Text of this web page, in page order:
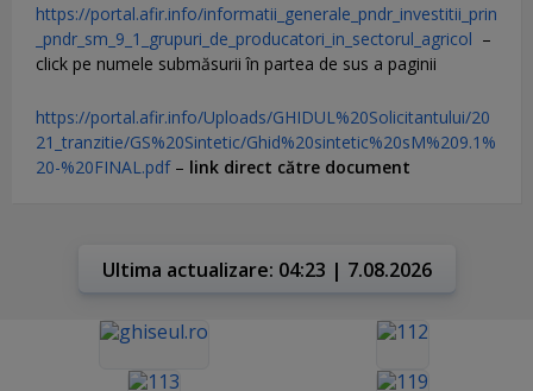
https://portal.afir.info/informatii_generale_pndr_investitii_prin
_pndr_sm_9_1_grupuri_de_producatori_in_sectorul_agricol –
click pe numele submăsurii în partea de sus a paginii
https://portal.afir.info/Uploads/GHIDUL%20Solicitantului/20
21_tranzitie/GS%20Sintetic/Ghid%20sintetic%20sM%209.1%
20-%20FINAL.pdf– link direct către document
Ultima actualizare: 04:23 | 7.08.2026